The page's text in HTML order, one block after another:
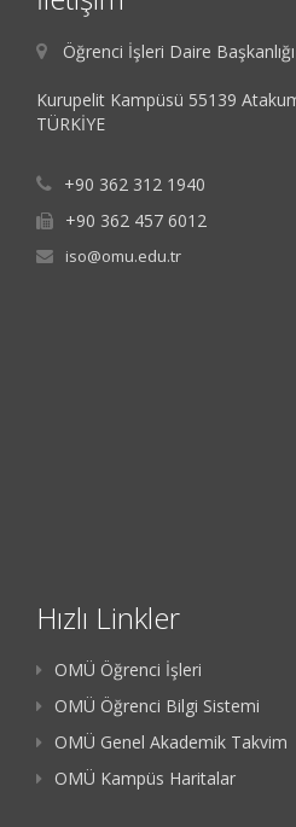
Öğrenci İşleri Daire
Kurupelit Kampüsü 55139
TÜRKİYE
+90 362 312 1940
+90 362 457 6012
iso@omu.edu.tr
Hızlı Linkler
OMÜ Öğrenci İşleri
OMÜ Öğrenci Bilgi Sistemi
OMÜ Genel Akademik Takvim
OMÜ Kampüs Haritalar